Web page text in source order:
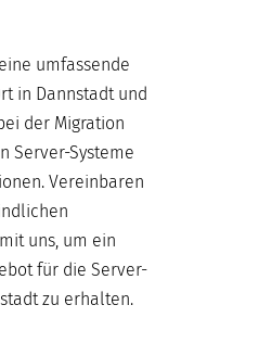
umfassende
in Dannstadt und
der Migration
Server-Systeme
Vereinbaren
uns, um ein
für die Server-
zu erhalten.